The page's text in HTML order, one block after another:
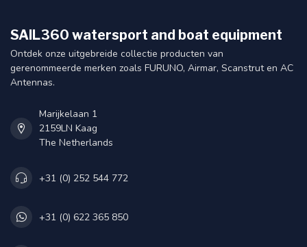
SAIL360 watersport and boat equipment
Ontdek onze uitgebreide collectie producten van
gerenommeerde merken zoals FURUNO, Airmar, Scanstrut en AC
Antennas.
Marijkelaan 1
2159LN Kaag
The Netherlands
+31 (0) 252 544 772
+31 (0) 622 365 850